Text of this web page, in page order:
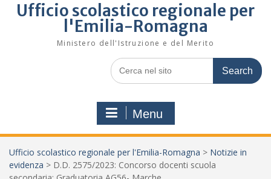
Ufficio scolastico regionale per
l'Emilia-Romagna
Ministero dell'Istruzione e del Merito
Search
for:
Menu
Ufficio scolastico regionale per l'Emilia-Romagna > Notizie in
evidenza > D.D. 2575/2023: Concorso docenti scuola